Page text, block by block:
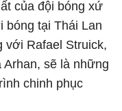
của đội bóng xứ
bóng tại Thái Lan
với Rafael Struick,
Arhan, sẽ là những
chinh phục